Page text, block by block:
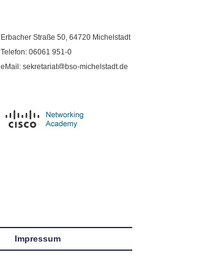
Erbacher Straße 50, 64720 Michelstadt
Telefon: 06061 951-0
eMail: sekretariat@bso-michelstadt.de
Impressum